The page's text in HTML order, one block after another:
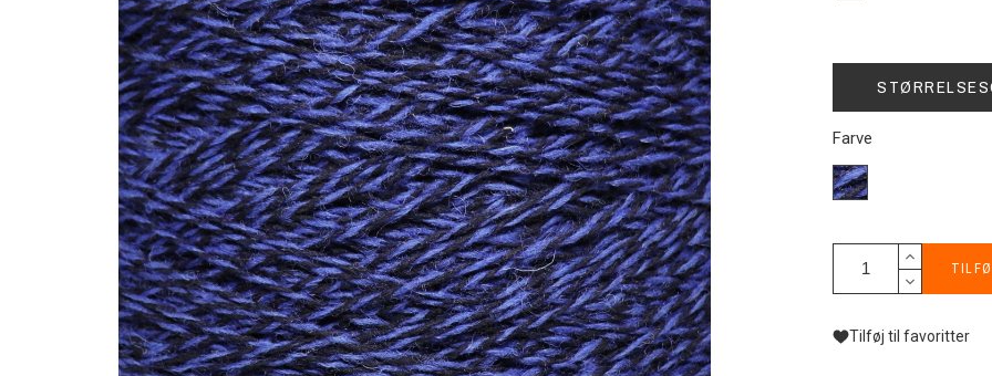
Farve
S-
cobolt-
sort-
melange
Tilføj til favoritter